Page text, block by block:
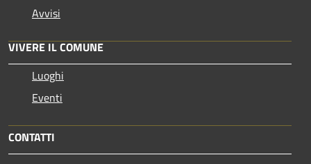
Avvisi
VIVERE IL COMUNE
Luoghi
Eventi
CONTATTI